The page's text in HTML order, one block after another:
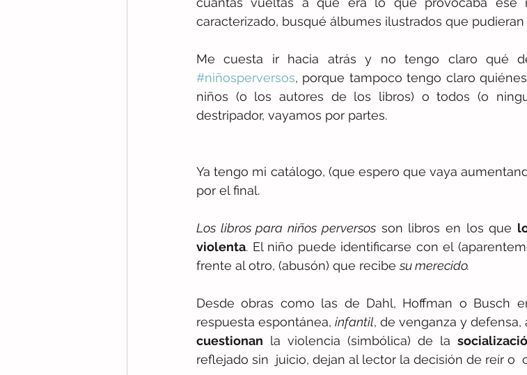
caracterizado, busqué álbumes ilustrados que
#niñosperversos, porque tampoco tengo claro
niños (o los autores de los libros) o todos (o
destripador, vayamos por partes.
Ya tengo mi catálogo, (que espero que vaya
por el final.
Los libros para niños perversos son libros en los que
violenta. El niño puede identificarse con el
frente al otro, (abusón) que recibe su merecido.
Desde obras como las de Dahl, Hoffman o Busch
respuesta espontánea, infantil
cuestionan la violencia (simbólica) de la
reflejado sin  juicio, dejan al lector la decisión de reír o